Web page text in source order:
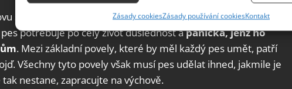
základě aktivně vyžádaných informací.
Zajištění bezpečnosti, předcházení a zjišťování podvodů a
odstraňování chyb, Poskytování a zobrazování reklamy a obsahu,
Ukládání a sdělování voleb ochrany osobních údajů.
Zásady cookiesZásady používání cookiesKontakt
svého psa, těžko ho v dospělosti odnaučíte něčemu, co mu
potřebuje po celý život důslednost apáníčka, jenž ho
. Mezi základní povely, které by měl každý pes umět, patří
Všechny tyto povely však musí pes udělat ihned, jakmile je
nestane, zapracujte na výchově.